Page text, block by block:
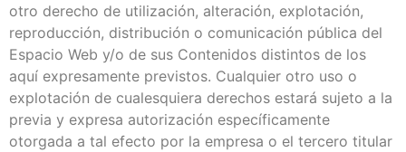
otro derecho de utilización, alteración, explotación,
reproducción, distribución o comunicación pública del
Espacio Web y/o de sus Contenidos distintos de los
aquí expresamente previstos. Cualquier otro uso o
explotación de cualesquiera derechos estará sujeto a la
previa y expresa autorización específicamente
otorgada a tal efecto por la empresa o el tercero titular